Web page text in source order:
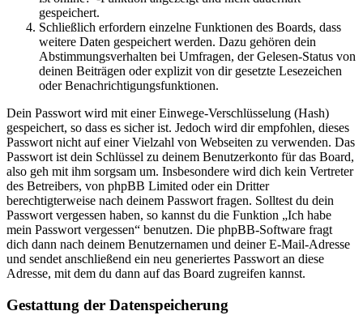
gespeichert.
Schließlich erfordern einzelne Funktionen des Boards, dass
weitere Daten gespeichert werden. Dazu gehören dein
Abstimmungsverhalten bei Umfragen, der Gelesen-Status von
deinen Beiträgen oder explizit von dir gesetzte Lesezeichen
oder Benachrichtigungsfunktionen.
Dein Passwort wird mit einer Einwege-Verschlüsselung (Hash)
gespeichert, so dass es sicher ist. Jedoch wird dir empfohlen, dieses
Passwort nicht auf einer Vielzahl von Webseiten zu verwenden. Das
Passwort ist dein Schlüssel zu deinem Benutzerkonto für das Board,
also geh mit ihm sorgsam um. Insbesondere wird dich kein Vertreter
des Betreibers, von phpBB Limited oder ein Dritter
berechtigterweise nach deinem Passwort fragen. Solltest du dein
Passwort vergessen haben, so kannst du die Funktion „Ich habe
mein Passwort vergessen“ benutzen. Die phpBB-Software fragt
dich dann nach deinem Benutzernamen und deiner E-Mail-Adresse
und sendet anschließend ein neu generiertes Passwort an diese
Adresse, mit dem du dann auf das Board zugreifen kannst.
Gestattung der Datenspeicherung